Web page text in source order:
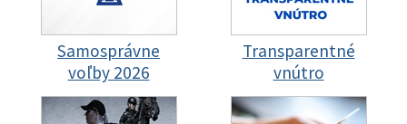
Samosprávne
voľby 2026
Transparentné
vnútro